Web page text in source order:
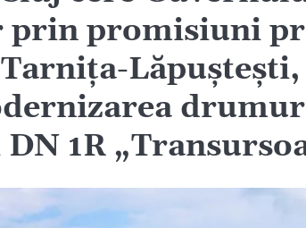
prin promisiuni
1R